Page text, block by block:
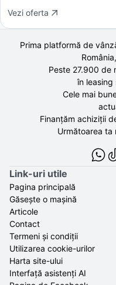
Vezi oferta
Prima platformă de
Peste 27.900 de
în leasing
Cele mai
Finanțăm achiziții
Următoarea ta
Link-uri utile
Pagina principală
Găsește o mașină
Articole
Contact
Termeni și condiții
Utilizarea cookie-urilor
Harta site-ului
Interfață asistenți AI